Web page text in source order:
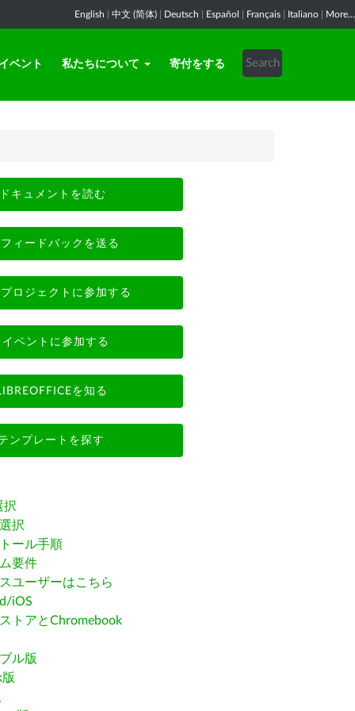
English 中文 (简体) Deutsch Español Français Italiano More...
イベント 私たちについて 寄付をする
ドキュメントを読む
フィードバックを送る
プロジェクトに参加する
イベントに参加する
を知る
ンプレートを探す
択
択
ール手順
要件
ユーザーはこちら
iOS
トアとChromebook
ル版